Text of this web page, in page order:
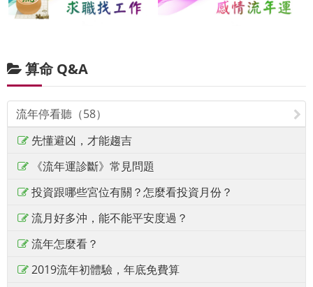
算命 Q&A
流年停看聽（58）
先懂避凶，才能趨吉
《流年運診斷》常見問題
投資跟哪些宮位有關？怎麼看投資月份？
流月好多沖，能不能平安度過？
流年怎麼看？
2019流年初體驗，年底免費算